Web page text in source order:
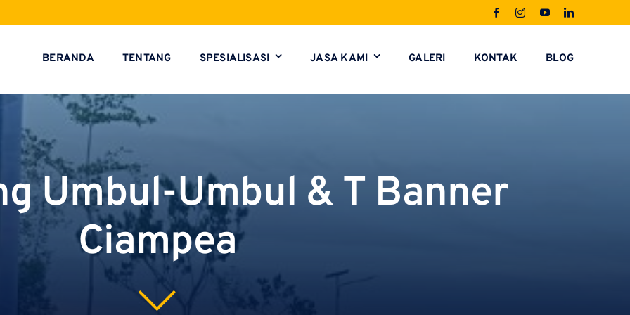
BERANDA TENTANG SPESIALISASI JASA KAMI GALERI KONTAK BLOG
Umbul-Umbul & T Banner
Ciampea